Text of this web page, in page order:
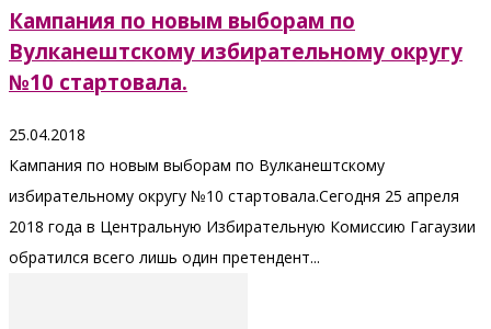
Кампания по новым выборам по
Вулканештскому избирательному округу
№10 стартовала.
25.04.2018
Кампания по новым выборам по Вулканештскому
избирательному округу №10 стартовала.Сегодня 25 апреля
2018 года в Центральную Избирательную Комиссию Гагаузии
обратился всего лишь один претендент...